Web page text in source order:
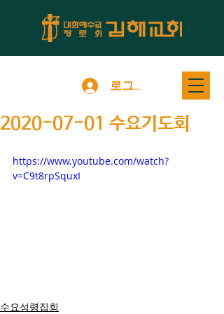
로그인
2020-07-01 수요기도회
https://www.youtube.com/watch?
v=C9t8rpSquxI
수요성령집회